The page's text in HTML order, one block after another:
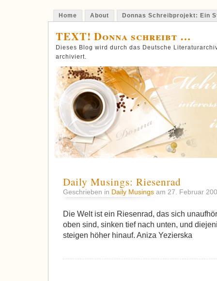
Home About Donnas Schreibprojekt: Ein
TEXT! Donna schreibt …
Dieses Blog wird durch das Deutsche
archiviert.
Daily Musings: Riesenrad
Geschrieben in Daily Musings am 27. Februar
Die Welt ist ein Riesenrad, das sich
oben sind, sinken tief nach unten, und
steigen höher hinauf. Aniza Yezierska